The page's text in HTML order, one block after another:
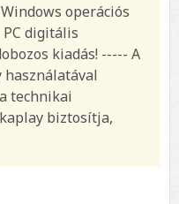
operációs
digitális
kiadás! ----- A
használatával
technikai
biztosítja,